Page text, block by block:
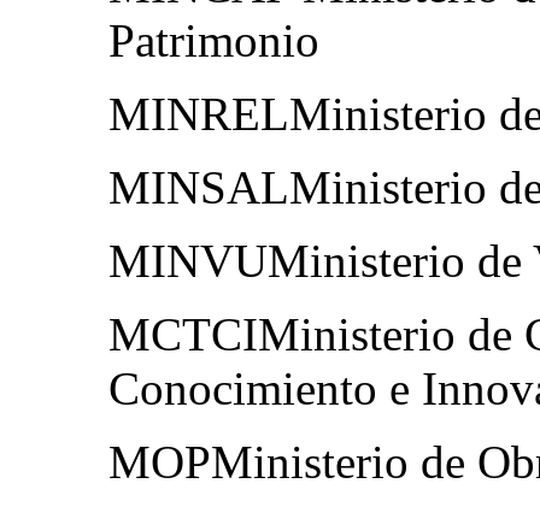
Patrimonio
MINRELMinisterio
MINSALMinisterio
MINVUMinisterio de
MCTCIMinisterio de
Conocimiento e
MOPMinisterio de